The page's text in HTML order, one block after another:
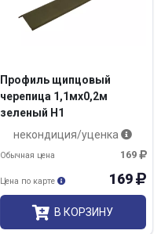
Профиль щипцовый
черепица 1,1мх0,2м
зеленый Н1
некондиция/уценка
169
Обычная цена
169
Цена по карте
В КОРЗИНУ